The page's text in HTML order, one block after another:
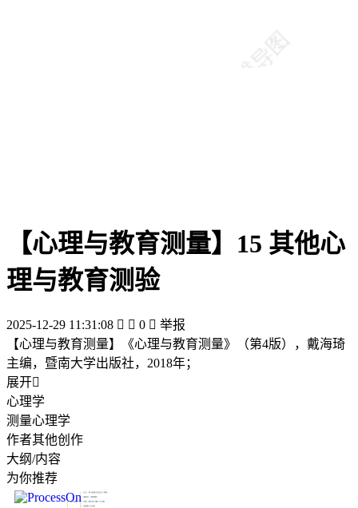
【心理与教育测量】15 其他心
理与教育测验
2025-12-29 11:31:08   0  举报
【心理与教育测量】《心理与教育测量》（第4版），戴海琦
主编，暨南大学出版社，2018年；
展开
心理学
测量心理学
作者其他创作
大纲/内容
为你推荐